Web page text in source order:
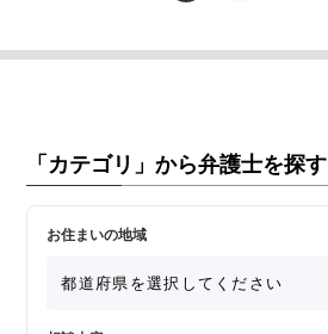
「カテゴリ」から弁護士を探す
お住まいの地域